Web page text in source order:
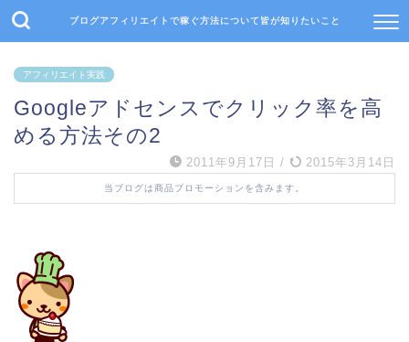
ブログアフィリエイトで稼ぐ方法について皆が知りたいこと
アフィリエイト実践
Googleアドセンスでクリック率を高
める方法その2
2011年9月17日 / 2015年3月14日
当ブログは商品プロモーションを含みます。